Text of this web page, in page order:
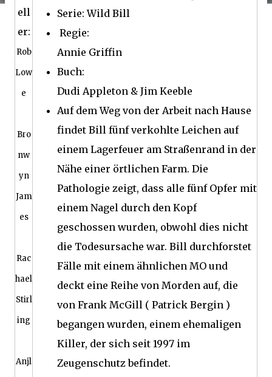
ell
er:
Rob
Low
e
Bro
nw
yn
Jam
es
Rac
hael
Stirl
ing
Anjl
Serie: Wild Bill
Regie:
Annie Griffin
Buch:
Dudi Appleton & Jim Keeble
Auf dem Weg von der Arbeit nach Hause
findet Bill fünf verkohlte Leichen auf
einem Lagerfeuer am Straßenrand in der
Nähe einer örtlichen Farm. Die
Pathologie zeigt, dass alle fünf Opfer mit
einem Nagel durch den Kopf
geschossen wurden, obwohl dies nicht
die Todesursache war. Bill durchforstet
Fälle mit einem ähnlichen MO und
deckt eine Reihe von Morden auf, die
von Frank McGill ( Patrick Bergin )
begangen wurden, einem ehemaligen
Killer, der sich seit 1997 im
Zeugenschutz befindet.